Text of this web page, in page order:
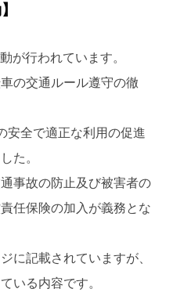
が行われています。
の交通ルール遵守の徹
安全で適正な利用の促進
た。
事故の防止及び被害者の
任保険の加入が義務とな
に記載されていますが、
いる内容です。